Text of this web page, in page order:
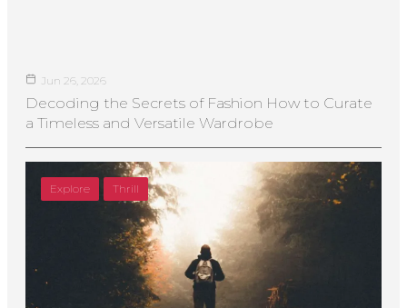
Jun 26, 2026
Decoding the Secrets of Fashion How to Curate
a Timeless and Versatile Wardrobe
Explore Thrill